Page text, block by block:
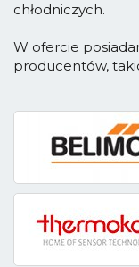
chłodniczych.
W ofercie
producentów,